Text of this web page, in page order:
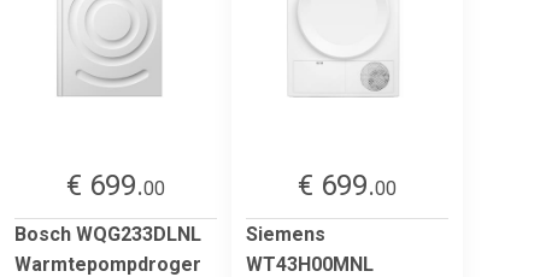
€ 699.00
Bosch WQG233DLNL
Warmtepompdroger
€ 699.00
Siemens
WT43H00MNL